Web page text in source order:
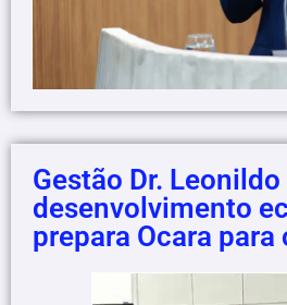
Gestão Dr.
desenvolvimento
prepara Ocara para